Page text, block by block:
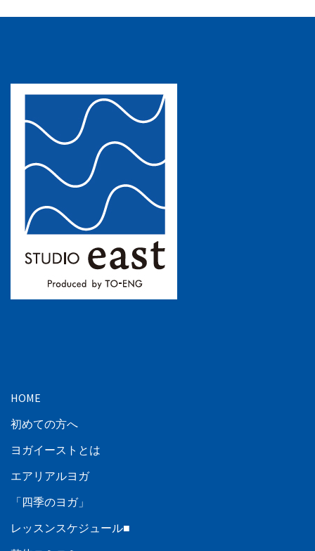
HOME
初めての方へ
ヨガイーストとは
エアリアルヨガ
「四季のヨガ」
レッスンスケジュール■